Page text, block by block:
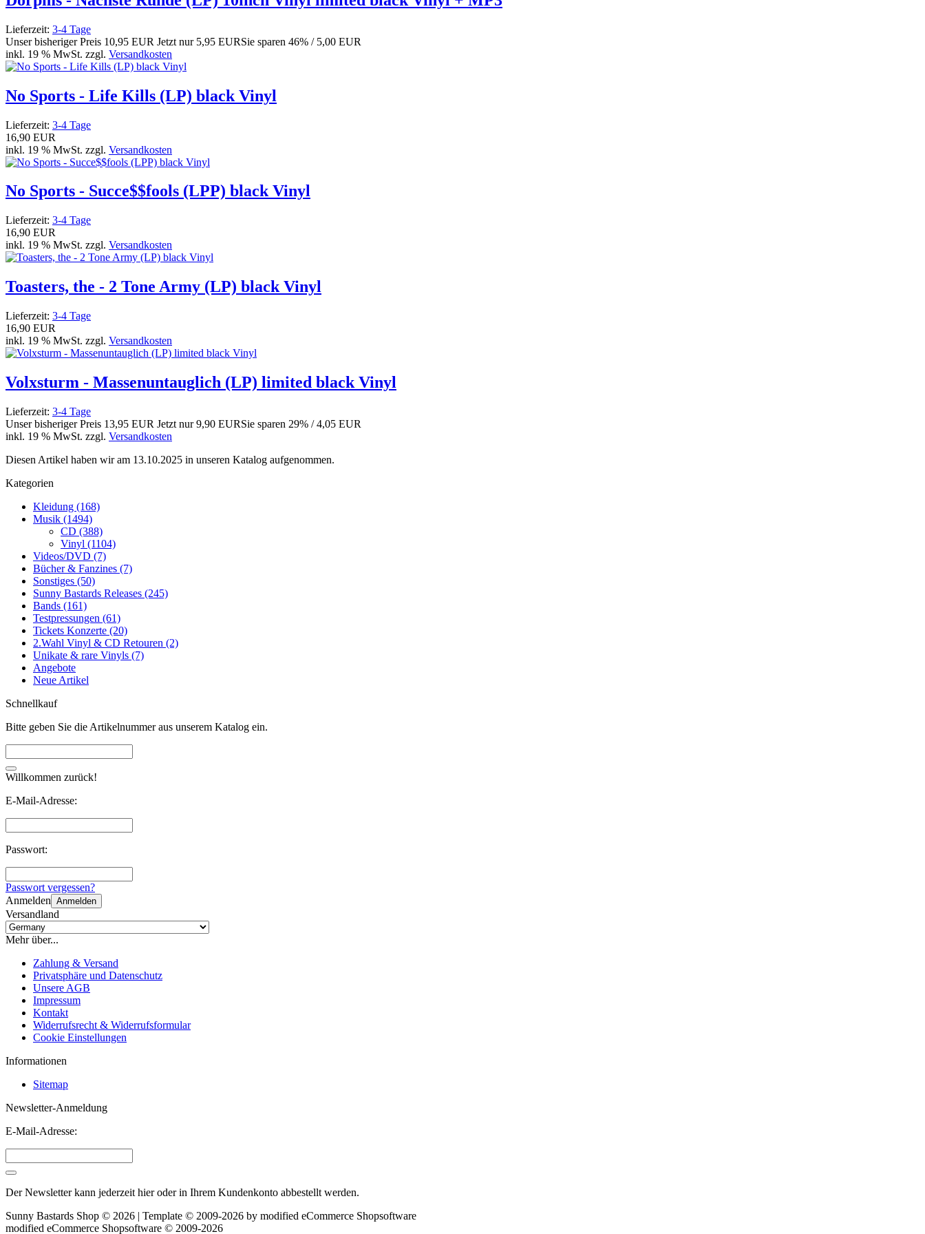
Lieferzeit: 3-4 Tage
Unser bisheriger Preis 10,95 EUR Jetzt nur 5,95 EURSie sparen 46% / 5,00 EUR
inkl. 19 % MwSt. zzgl. Versandkosten
No Sports - Life Kills (LP) black Vinyl
Lieferzeit: 3-4 Tage
16,90 EUR
inkl. 19 % MwSt. zzgl. Versandkosten
No Sports - Succe$$fools (LPP) black Vinyl
Lieferzeit: 3-4 Tage
16,90 EUR
inkl. 19 % MwSt. zzgl. Versandkosten
Toasters, the - 2 Tone Army (LP) black Vinyl
Lieferzeit: 3-4 Tage
16,90 EUR
inkl. 19 % MwSt. zzgl. Versandkosten
Volxsturm - Massenuntauglich (LP) limited black Vinyl
Lieferzeit: 3-4 Tage
Unser bisheriger Preis 13,95 EUR Jetzt nur9,90 EURSie sparen 29% / 4,05 EUR
inkl. 19 % MwSt. zzgl. Versandkosten
Diesen Artikel haben wir am 13.10.2025 in unseren Katalog aufgenommen.
Kategorien
Kleidung (168)
Musik (1494)
CD (388)
Vinyl (1104)
Videos/DVD (7)
Bücher & Fanzines (7)
Sonstiges (50)
Sunny Bastards Releases (245)
Bands (161)
Testpressungen (61)
Tickets Konzerte (20)
2.Wahl Vinyl & CD Retouren (2)
Unikate & rare Vinyls (7)
Angebote
Neue Artikel
Schnellkauf
Bitte geben Sie die Artikelnummer aus unserem Katalog ein.
Willkommen zurück!
E-Mail-Adresse:
Passwort:
Passwort vergessen?
Anmelden Anmelden
Versandland
Mehr über...
Zahlung & Versand
Privatsphäre und Datenschutz
Unsere AGB
Impressum
Kontakt
Widerrufsrecht & Widerrufsformular
Cookie Einstellungen
Informationen
Sitemap
Newsletter-Anmeldung
E-Mail-Adresse:
Der Newsletter kann jederzeit hier oder in Ihrem Kundenkonto abbestellt werden.
Sunny Bastards Shop © 2026 | Template © 2009-2026 by modified eCommerce Shopsoftware
modified eCommerce Shopsoftware © 2009-2026